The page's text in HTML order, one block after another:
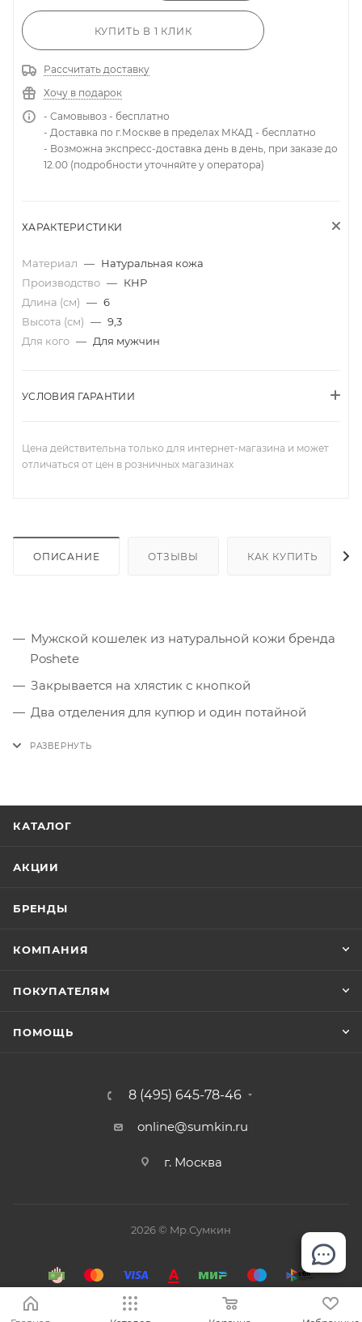
КУПИТЬ В 1 КЛИК
Рассчитать доставку
Хочу в подарок
- Самовывоз - бесплатно
- Доставка по г.Москве в пределах МКАД - бесплатно
- Возможна экспресс-доставка день в день, при заказе до
12.00 (подробности уточняйте у оператора)
ХАРАКТЕРИСТИКИ
Материал — Натуральная кожа
Производство — КНР
Длина (см) — 6
Высота (см) — 9,3
Для кого — Для мужчин
УСЛОВИЯ ГАРАНТИИ
Цена действительна только для интернет-магазина и может
отличаться от цен в розничных магазинах
ОПИСАНИЕ ОТЗЫВЫ КАК КУПИТЬ
Мужской кошелек из натуральной кожи бренда
Poshete
Закрывается на хлястик с кнопкой
Два отделения для купюр и один потайной
КАТАЛОГ
АКЦИИ
БРЕНДЫ
КОМПАНИЯ
ПОКУПАТЕЛЯМ
ПОМОЩЬ
8 (495) 645-78-46
online@sumkin.ru
г. Москва
2026 © Mр.Сумкин